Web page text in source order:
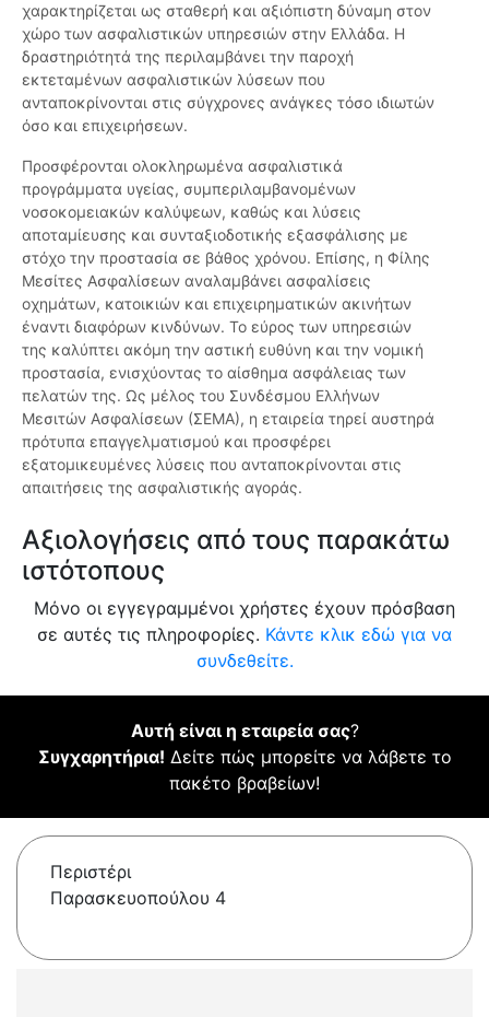
χαρακτηρίζεται ως σταθερή και αξιόπιστη δύναμη στον
χώρο των ασφαλιστικών υπηρεσιών στην Ελλάδα. Η
δραστηριότητά της περιλαμβάνει την παροχή
εκτεταμένων ασφαλιστικών λύσεων που
ανταποκρίνονται στις σύγχρονες ανάγκες τόσο ιδιωτών
όσο και επιχειρήσεων.
Προσφέρονται ολοκληρωμένα ασφαλιστικά
προγράμματα υγείας, συμπεριλαμβανομένων
νοσοκομειακών καλύψεων, καθώς και λύσεις
αποταμίευσης και συνταξιοδοτικής εξασφάλισης με
στόχο την προστασία σε βάθος χρόνου. Επίσης, η Φίλης
Μεσίτες Ασφαλίσεων αναλαμβάνει ασφαλίσεις
οχημάτων, κατοικιών και επιχειρηματικών ακινήτων
έναντι διαφόρων κινδύνων. Το εύρος των υπηρεσιών
της καλύπτει ακόμη την αστική ευθύνη και την νομική
προστασία, ενισχύοντας το αίσθημα ασφάλειας των
πελατών της. Ως μέλος του Συνδέσμου Ελλήνων
Μεσιτών Ασφαλίσεων (ΣΕΜΑ), η εταιρεία τηρεί αυστηρά
πρότυπα επαγγελματισμού και προσφέρει
εξατομικευμένες λύσεις που ανταποκρίνονται στις
απαιτήσεις της ασφαλιστικής αγοράς.
Αξιολογήσεις από τους παρακάτω
ιστότοπους
Μόνο οι εγγεγραμμένοι χρήστες έχουν πρόσβαση
σε αυτές τις πληροφορίες. Κάντε κλικ εδώ για να
συνδεθείτε.
Αυτή είναι η εταιρεία σας?
Συγχαρητήρια! Δείτε πώς μπορείτε να λάβετε το
πακέτο βραβείων!
Περιστέρι
Παρασκευοπούλου 4